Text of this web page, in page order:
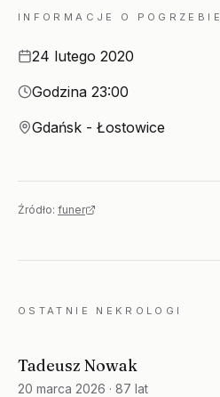
INFORMACJE O POGRZEBIE
Data24 lutego 2020
Godzina
Godzina 23:00
Miejsce
Gdańsk - Łostowice
Źródło: funer
OSTATNIE NEKROLOGI
Tadeusz Nowak
20 marca 2026 · 87 lat